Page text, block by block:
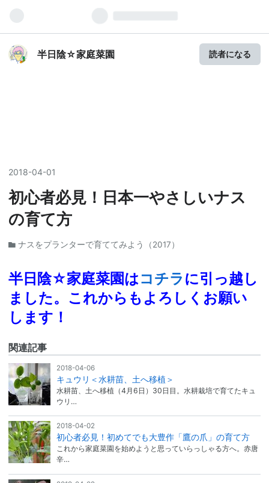
半日陰☆家庭菜園 読者になる
2018-04-01
初心者必見！日本一やさしいナス
の育て方
ナスをプランターで育ててみよう（2017）
半日陰☆家庭菜園はコチラ に引っ越し
ました。これからもよろしくお願い
します！
関連記事
2018-04-06
キュウリ＜水耕苗、土へ移植＞
水耕苗、土へ移植（4月6日）30日目。水耕栽培で育てたキュ
ウリ…
2018-04-02
初心者必見！初めてでも大豊作「鷹の爪」の育て方
これから家庭菜園を始めようと思っていらっしゃる方へ。赤唐
辛…